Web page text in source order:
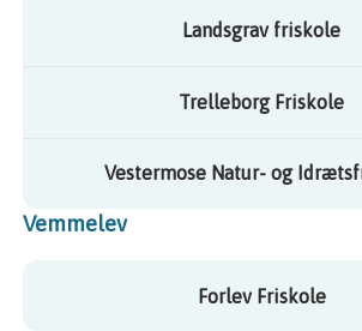
Landsgrav friskole
Trelleborg Friskole
Vestermose Natur- og
Vemmelev
Forlev Friskole